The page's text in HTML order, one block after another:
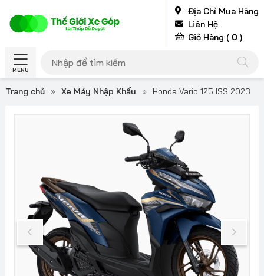
Địa Chỉ Mua Hàng
Liên Hệ
Giỏ Hàng ( 0 )
MENU
Trang chủ » Xe Máy Nhập Khẩu » Honda Vario 125 ISS 2023